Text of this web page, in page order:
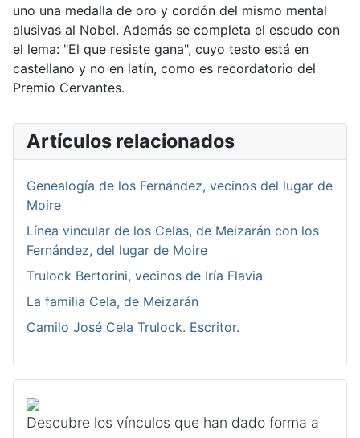
uno una medalla de oro y cordón del mismo mental
alusivas al Nobel. Además se completa el escudo con
el lema: El que resiste gana , cuyo testo está en
castellano y no en latín, como es recordatorio del
Premio Cervantes.
Artículos relacionados
Genealogía de los Fernández, vecinos del lugar de
Moire
Línea vincular de los Celas, de Meizarán con los
Fernández, del lugar de Moire
Trulock Bertorini, vecinos de Iría Flavia
La familia Cela, de Meizarán
Camilo José Cela Trulock. Escritor.
Descubre los vínculos que han dado forma a